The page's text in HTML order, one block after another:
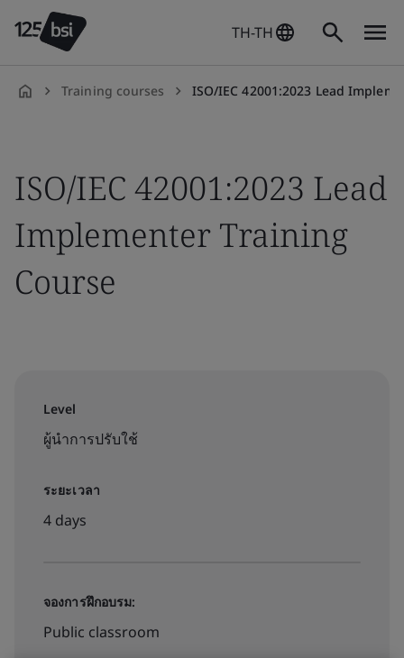
TH-TH
Training courses ISO/IEC 42001:2023 Lead
ISO/IEC 42001:2023 Lead
Implementer Training
Course
Level
ผู้นำการปรับใช้
ระยะเวลา
4 days
จองการฝึกอบรม:
Public classroom